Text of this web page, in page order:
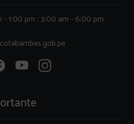
- 1:00 pm ; 3:00 am - 6:00 pm